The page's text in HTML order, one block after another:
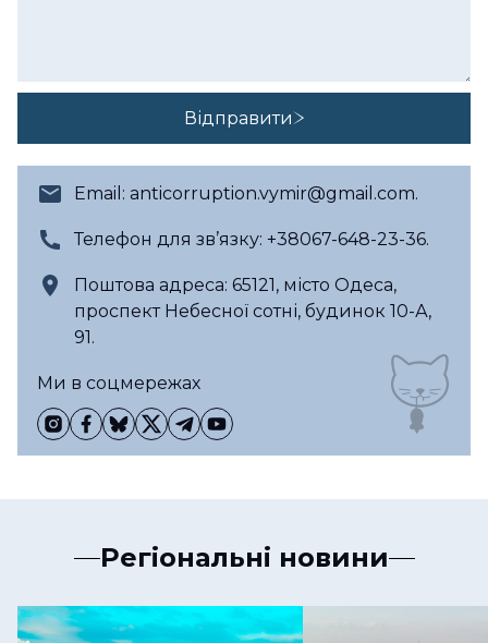
Відправити
Email: anticorruption.vymir@gmail.com.
Телефон для зв’язку: +38067-648-23-36.
Поштова адреса: 65121, місто Одеса,
проспект Небесної сотні, будинок 10-А,
91.
Ми в соцмережах
Регіональні новини